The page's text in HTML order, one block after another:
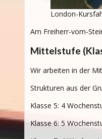
London-
Am Freiherr-vom-
Mittelstufe
Wir arbeiten in der
Strukturen aus der
Klasse 5: 4
Klasse 6: 5